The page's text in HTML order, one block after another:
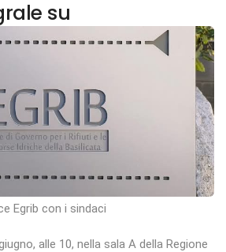
su
Egrib con i sindaci
alle 10, nella sala A della Regione